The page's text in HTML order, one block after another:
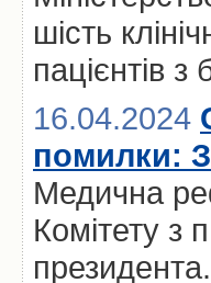
шість
пацієнтів
16.04.2024
помилки:
Медична
Комітету з